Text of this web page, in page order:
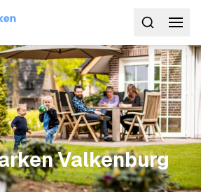
Valkenburg